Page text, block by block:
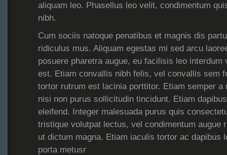
aliquam leo. Phasellus leo velit, condimentum
nibh.
Cum sociis natoque penatibus et magnis dis
ridiculus mus. Aliquam egestas mi sed arcu
posuere pharetra augue, eu facilisis leo interdum
est. Etiam convallis nibh felis, vel convallis sem
tortor rutrum est lacinia porttitor. Etiam semper a
nisi non purus sollicitudin tincidunt. Etiam
eleifend. Integer malesuada purus quis
tristique volutpat lectus, vel condimentum augue
ut dictum magna. Etiam iaculis tortor ac dapibus
porta metusr